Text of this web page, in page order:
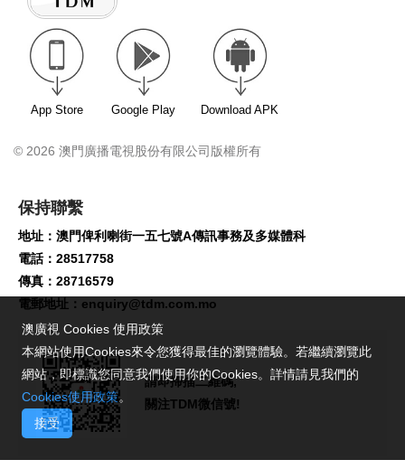
App Store Google Play Download APK
© 2026 澳門廣播電視股份有限公司版權所有
保持聯繫
地址：澳門俾利喇街一五七號A傳訊事務及多媒體科
電話：28517758
傳真：28716579
電郵地址： enquiry@tdm.com.mo
請即掃描二維碼,
關注TDM微信號!
澳廣視 Cookies 使用政策
本網站使用Cookies來令您獲得最佳的瀏覽體驗。若繼續瀏覽此
網站，即標識您同意我們使用你的Cookies。詳情請見我們的
Cookies使用政策。
接受